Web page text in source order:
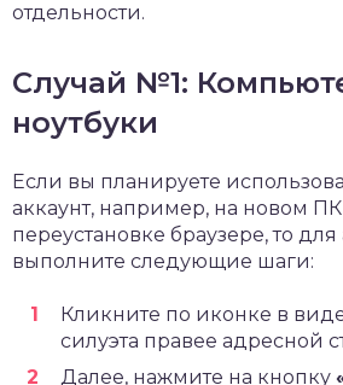
отдельности.
Случай №1:
ноутбуки
Если вы планируете
аккаунт, например, на новом
переустановке браузере, то
выполните следующие шаги:
Кликните по иконке в
силуэта правее адресной
Далее, нажмите на кнопку